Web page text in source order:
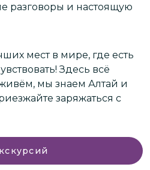
разговоры и настоящую
мест в мире, где есть
Здесь всё
мы знаем Алтай и
заряжаться с